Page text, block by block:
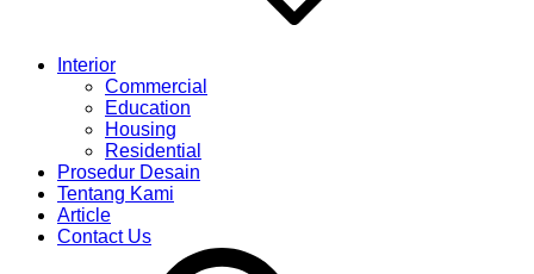
Interior
Commercial
Education
Housing
Residential
Prosedur Desain
Tentang Kami
Article
Contact Us